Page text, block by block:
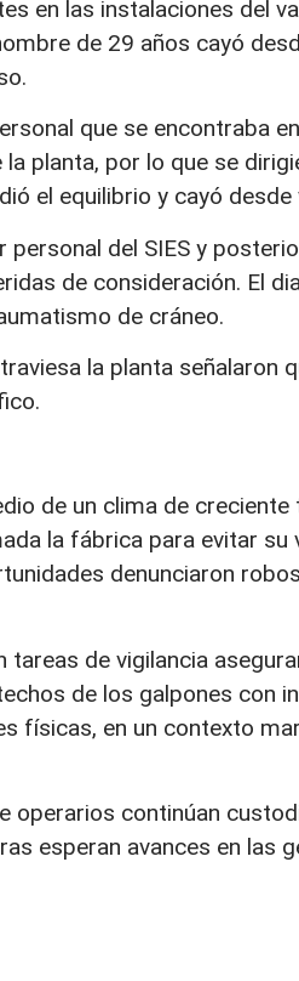
en las instalaciones del
de 29 años cayó
que se encontraba
planta, por lo que se
el equilibrio y cayó
del SIES y
de consideración. El
de cráneo.
la planta señalaron
de un clima de
la fábrica para evitar su
denunciaron
tareas de vigilancia
de los galpones con
físicas, en un contexto
operarios continúan
esperan avances en las